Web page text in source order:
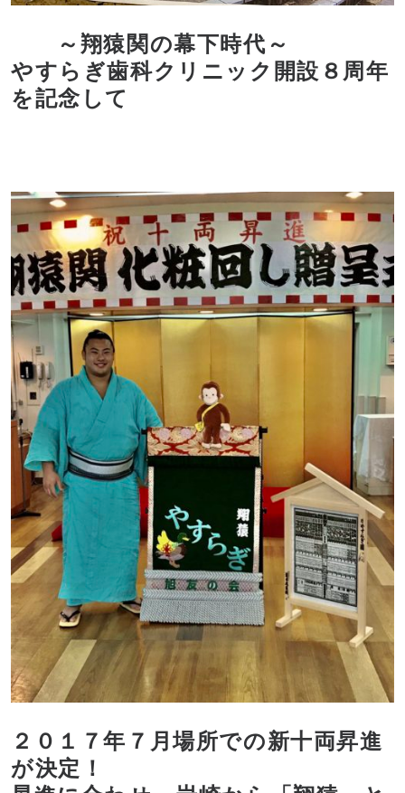
～翔猿関の幕下時代～
やすらぎ歯科クリニック開設８周年
を記念して
２０１７年７月場所での新十両昇進
が決定！